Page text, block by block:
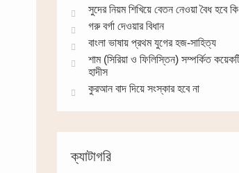
সুদের নিয়ম শিখিয়ে বেতন নেওয়া বৈধ হবে
গরু বর্গা দেওয়ার বিধান
বাংলা ভাষায় প্রথম যুগের হজ-সাহিত্য
শাম (সিরিয়া ও ফিলিস্তিন) সম্পর্কিত
হাদীস
কুরআন বাদ দিয়ে সংস্কার হবে না
ক্যাটাগরি